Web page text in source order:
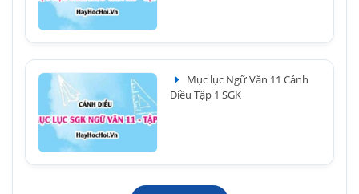
Mục lục Ngữ Văn 11 Cánh
Diều Tập 1 SGK